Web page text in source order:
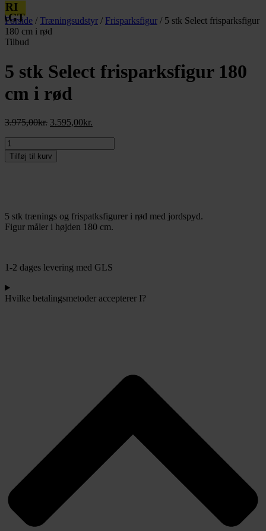
Forside / Træningsudstyr / Frisparksfigur / 5 stk Select frisparksfigur
180 cm i rød
Tilbud
5 stk Select frisparksfigur 180
cm i rød
3.975,00kr. Den
var:
3.975,00kr..
3.595,00kr.
5
stk
Select
rød
antal
Tilføj til kurv
5 stk trænings og frispatksfigurer i rød med jordspyd.
Figur måler i højden 180 cm.
1-2 dages levering med GLS
Hvilke betalingsmetoder accepterer I?